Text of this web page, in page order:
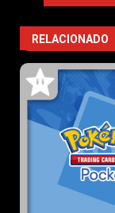
RELACIONADO